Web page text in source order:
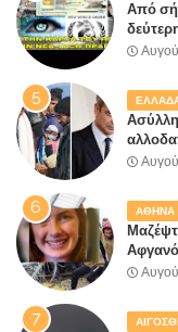
Από
ΑΘΗΝΑ
κάνει